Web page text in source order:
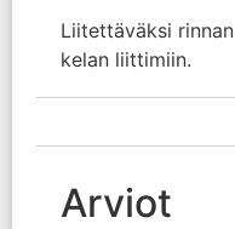
Liitettäväksi rinnan
kelan liittimiin.
Arviot